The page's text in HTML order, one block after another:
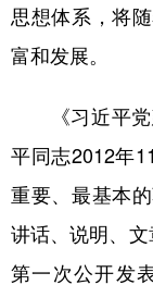
浙江
四川
陕西
新疆
思想体系，将
富和发展。
《习近平党
平同志2012年
重要、最基本
讲话、说明、
第一次公开发